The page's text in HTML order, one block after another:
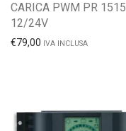
CARICA PWM PR 1515
12/24V
€79,00 IVA INCLUSA